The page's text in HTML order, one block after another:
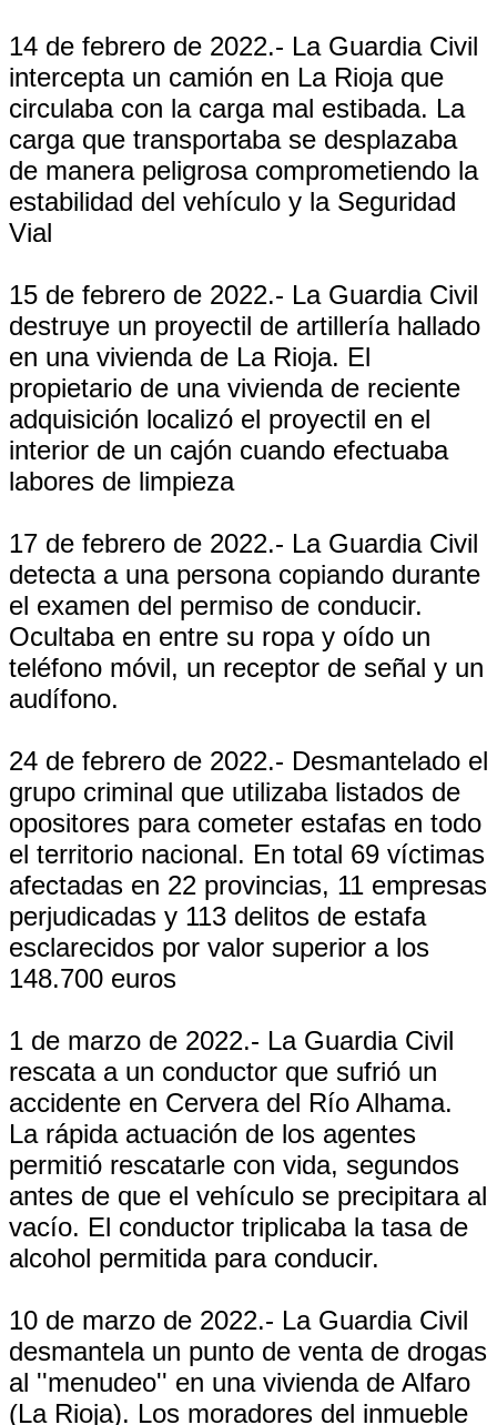
14 de febrero de 2022.- La Guardia Civil
intercepta un camión en La Rioja que
circulaba con la carga mal estibada. La
carga que transportaba se desplazaba
de manera peligrosa comprometiendo la
estabilidad del vehículo y la Seguridad
Vial
15 de febrero de 2022.- La Guardia Civil
destruye un proyectil de artillería hallado
en una vivienda de La Rioja. El
propietario de una vivienda de reciente
adquisición localizó el proyectil en el
interior de un cajón cuando efectuaba
labores de limpieza
17 de febrero de 2022.- La Guardia Civil
detecta a una persona copiando durante
el examen del permiso de conducir.
Ocultaba en entre su ropa y oído un
teléfono móvil, un receptor de señal y un
audífono.
24 de febrero de 2022.- Desmantelado el
grupo criminal que utilizaba listados de
opositores para cometer estafas en todo
el territorio nacional. En total 69 víctimas
afectadas en 22 provincias, 11 empresas
perjudicadas y 113 delitos de estafa
esclarecidos por valor superior a los
148.700 euros
1 de marzo de 2022.- La Guardia Civil
rescata a un conductor que sufrió un
accidente en Cervera del Río Alhama.
La rápida actuación de los agentes
permitió rescatarle con vida, segundos
antes de que el vehículo se precipitara al
vacío. El conductor triplicaba la tasa de
alcohol permitida para conducir.
10 de marzo de 2022.- La Guardia Civil
desmantela un punto de venta de drogas
al ''menudeo'' en una vivienda de Alfaro
(La Rioja). Los moradores del inmueble